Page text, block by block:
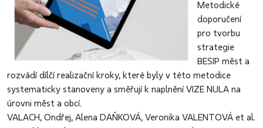
Metodické
doporučení
pro tvorbu
strategie
BESIP měst a
rozvádí dílčí realizační kroky, které byly v této metodice
systematicky stanoveny a směřují k naplnění VIZE NULA na
úrovni měst a obcí.
VALACH, Ondřej, Alena DAŇKOVÁ, Veronika VALENTOVÁ et al.